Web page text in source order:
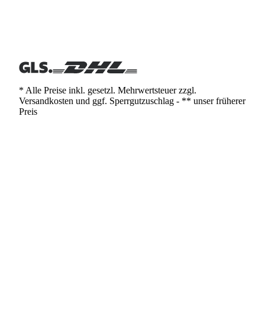
* Alle Preise inkl. gesetzl. Mehrwertsteuer zzgl.
Versandkosten und ggf. Sperrgutzuschlag - ** unser früherer
Preis